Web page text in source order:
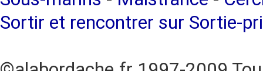
Sortir et rencontrer sur Sortie-